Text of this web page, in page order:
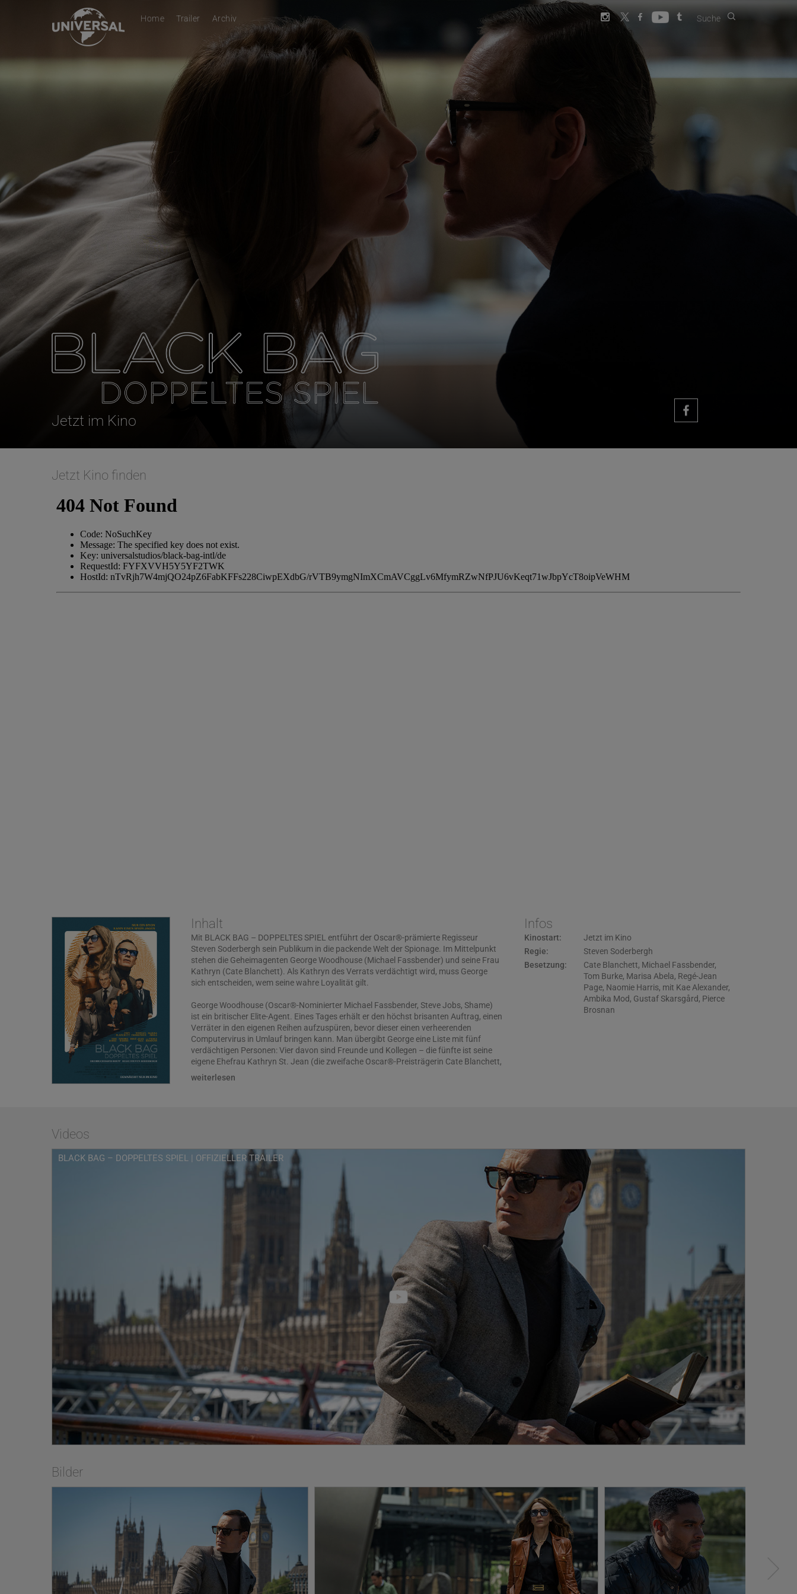
Home Trailer Archiv Suche
Jetzt im Kino
Jetzt Kino finden
Inhalt
Mit BLACK BAG – DOPPELTES SPIEL entführt der Oscar®-prämierte Regisseur
Steven Soderbergh sein Publikum in die packende Welt der Spionage. Im Mittelpunkt
stehen die Geheimagenten George Woodhouse (Michael Fassbender) und seine Frau
Kathryn (Cate Blanchett). Als Kathryn des Verrats verdächtigt wird, muss George
sich entscheiden, wem seine wahre Loyalität gilt.
George Woodhouse (Oscar®-Nominierter Michael Fassbender, Steve Jobs, Shame)
ist ein britischer Elite-Agent. Eines Tages erhält er den höchst brisanten Auftrag, einen
Verräter in den eigenen Reihen aufzuspüren, bevor dieser einen verheerenden
Computervirus in Umlauf bringen kann. Man übergibt George eine Liste mit fünf
verdächtigen Personen: Vier davon sind Freunde und Kollegen – die fünfte ist seine
eigene Ehefrau Kathryn St. Jean (die zweifache Oscar®-Preisträgerin Cate Blanchett,
Blue Jasmine, Aviator), die selbst zu den mächtigsten und vertrauenswürdigsten
BLACK BAG – DOPPELTES SPIEL ist ein raffinierter Spionagethriller, der durch seine
kunstvolle Inszenierung und nervenzerreißende Spannung besticht. Die fesselnde
Geschichte um Leidenschaft, Täuschung und Verrat verleiht dem klassischen Genre
eine faszinierende neue Dimension. An der Seite von Fassbender und Blanchett
standen viele weitere Stars vor der Kamera, darunter Regé-Jean Page (Bridgerton),
Marisa Abela (Industry), Naomie Harris (Moonlight), Tom Burke (The Souvenir) und
Pierce Brosnan (Die Thomas Crown Affäre).
Regie führte Oscar®-Preisträger Steven Soderbergh (Traffic – Macht des Kartells,
Contagion) nach einem Drehbuch von David Koepp (Jurassic Park). Produziert wurde
der Film von Casey Silver (The Highwaymen) und Gregory Jacobs (Liberace – Zuviel
des Guten ist wundervoll). Die ausführende Produktion übernahm David Koepp. Co-
Produzenten waren AJ Riach (Sonic the Hedgehog 3) und Corey Bayes (Contagion).
weiterlesen
Infos
Kinostart:
Jetzt im Kino
Regie:
Steven Soderbergh
Besetzung:
Cate Blanchett, Michael Fassbender,
Tom Burke, Marisa Abela, Regé-Jean
Page, Naomie Harris, mit Kae Alexander,
Ambika Mod, Gustaf Skarsgård, Pierce
Brosnan
Videos
BLACK BAG – DOPPELTES SPIEL | OFFIZIELLER TRAILER
Bilder